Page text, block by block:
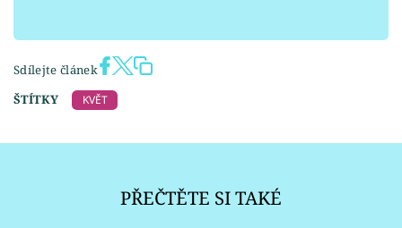
Sdílejte článek
ŠTÍTKY
KVĚT
PŘEČTĚTE SI TAKÉ